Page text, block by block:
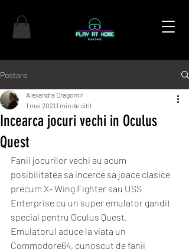
Postare
Incearca jocuri vechi in Oculus
Quest
Alexandra Dragomir
1 mai 2021 1 min de citit
Fanii jocurilor vechi au acum
posibilitatea sa incerce sa joace clasice
precum X- Wing Fighter sau USS
Enterprise cu un super emulator gandit
special pentru Oculus Quest.
Emulatorul aduce la viata un
Commodore64, cunoscut de fanii